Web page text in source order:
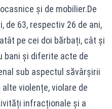
și de mobilier.De
63, respectiv 26 de ani,
pe cei doi bărbați, cât și
bani și diferite acte de
sub aspectul săvârșirii
violențe, violare de
infracționale și a